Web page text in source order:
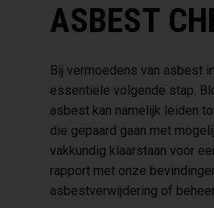
ASBEST
Bij vermoedens van asbest
essentiële volgende stap.
asbest kan namelijk leiden
die gepaard gaan met
vakkundig klaarstaan voor
rapport met onze
asbestverwijdering of